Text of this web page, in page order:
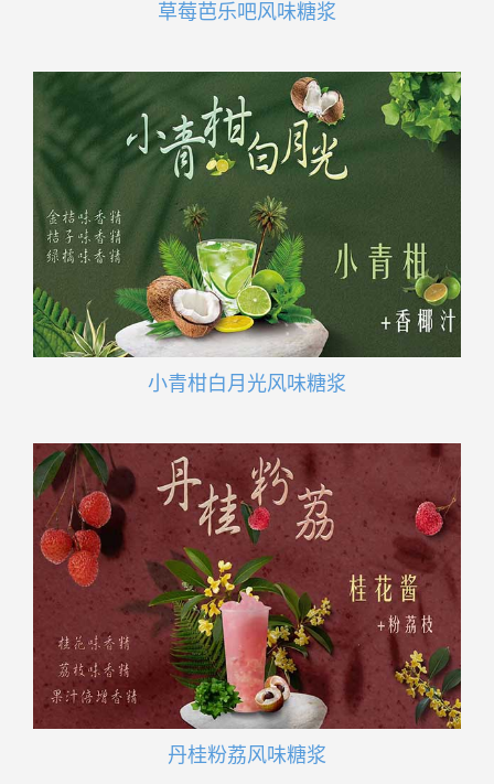
草莓芭乐吧风味糖浆
小青柑白月光风味糖浆
丹桂粉荔风味糖浆